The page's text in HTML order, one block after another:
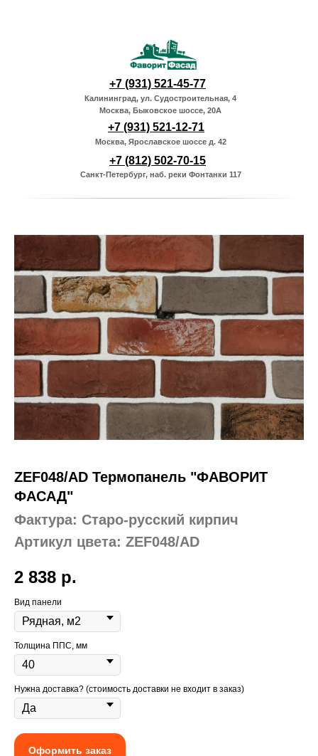
Санкт-Петербург, наб. реки Фонтанки 117
+7 (812) 502-70-15
Калининград, ул. Судостроительная, 4
Москва, Быковское шоссе, 20А
Москва, Ярославское шоссе д. 42
+7 (931) 521-12-71
+7 (931) 521-45-77
ZEF048/AD Термопанель "ФАВОРИТ
ФАСАД"
Фактура: Старо-русский кирпич
Артикул цвета: ZEF048/AD
2 838 р.
Вид панели
Толщина ППС, мм
Нужна доставка? (стоимость доставки не входит в заказ)
Оформить заказ